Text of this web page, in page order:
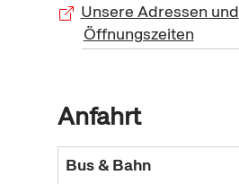
Unsere Adressen und
Öffnungszeiten
Anfahrt
Bus & Bahn